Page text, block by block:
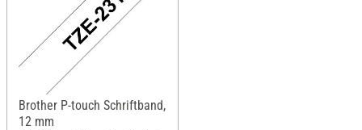
Brother P-touch Schriftband,
12 mm